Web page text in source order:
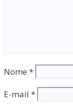
Nome *
E-mail *